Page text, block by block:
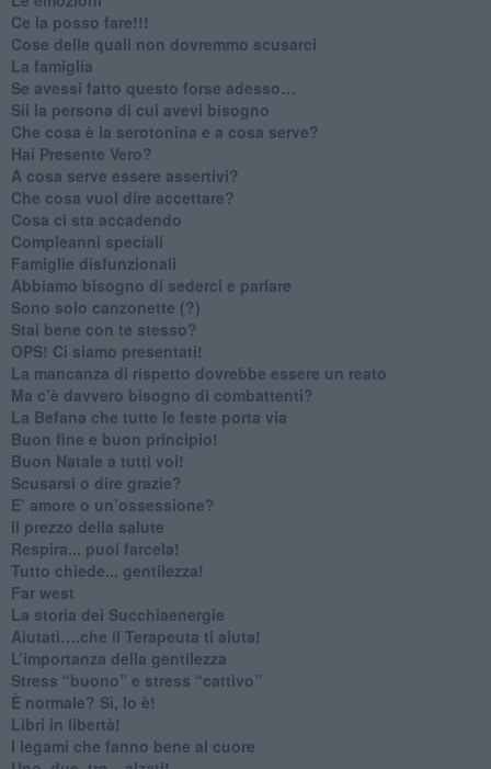
​Ce la posso fare!!!
​Cose delle quali non dovremmo scusarci
​La famiglia
​Se avessi fatto questo forse adesso…
​Sii la persona di cui avevi bisogno
Che cosa è la serotonina e a cosa serve?
​Hai Presente Vero?
A cosa serve essere assertivi?
​Che cosa vuol dire accettare?
​Cosa ci sta accadendo
​Compleanni speciali
​Famiglie disfunzionali
​Abbiamo bisogno di sederci e parlare
Sono solo canzonette (?)
​Stai bene con te stesso?
​OPS! Ci siamo presentati!
​La mancanza di rispetto dovrebbe essere un reato
​Ma c’è davvero bisogno di combattenti?
​La Befana che tutte le feste porta via
Buon fine e buon principio!
​Buon Natale a tutti voi!
​Scusarsi o dire grazie?
​E’ amore o un’ossessione?
​Il prezzo della salute
​Respira... puoi farcela!
​Tutto chiede... gentilezza!
​Far west
​La storia dei Succhiaenergie
​Aiutati….che il Terapeuta ti aiuta!
​L’importanza della gentilezza
​Stress “buono” e stress “cattivo”
​È normale? Sì, lo è!
​Libri in libertà!
​I legami che fanno bene al cuore